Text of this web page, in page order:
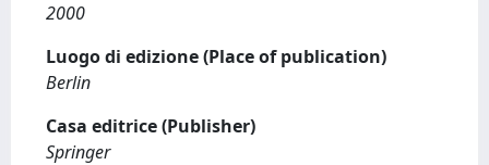
2000
Luogo di edizione (Place of publication)
Berlin
Casa editrice (Publisher)
Springer